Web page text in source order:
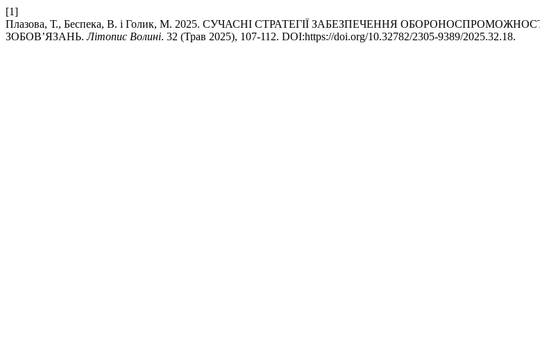
[1]
Плазова, Т., Беспека, В. і Голик, М. 2025. СУЧАСНІ СТРАТЕГІЇ ЗАБЕЗПЕЧЕННЯ
ЗОБОВ’ЯЗАНЬ.Літопис Волині. 32 (Трав 2025), 107-112. DOI:https://doi.org/10.32782/2305-9389/2025.32.18.